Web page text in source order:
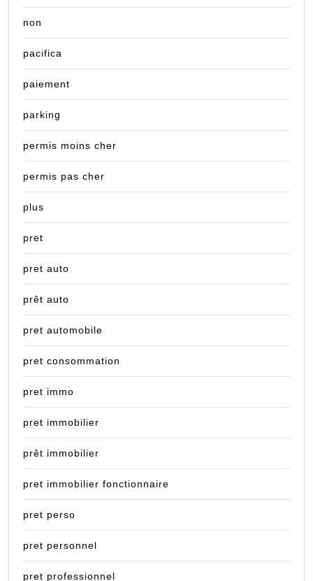
non
pacifica
paiement
parking
permis moins cher
permis pas cher
plus
pret
pret auto
prêt auto
pret automobile
pret consommation
pret immo
pret immobilier
prêt immobilier
pret immobilier fonctionnaire
pret perso
pret personnel
pret professionnel